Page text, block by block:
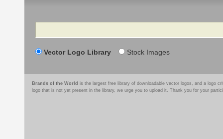
Search
Vector Logo Library Stock Images
Brands of the World is the largest free library of downloadable vector logos, and a logo
logo that is not yet present in the library, we urge you to upload it. Thank you for your